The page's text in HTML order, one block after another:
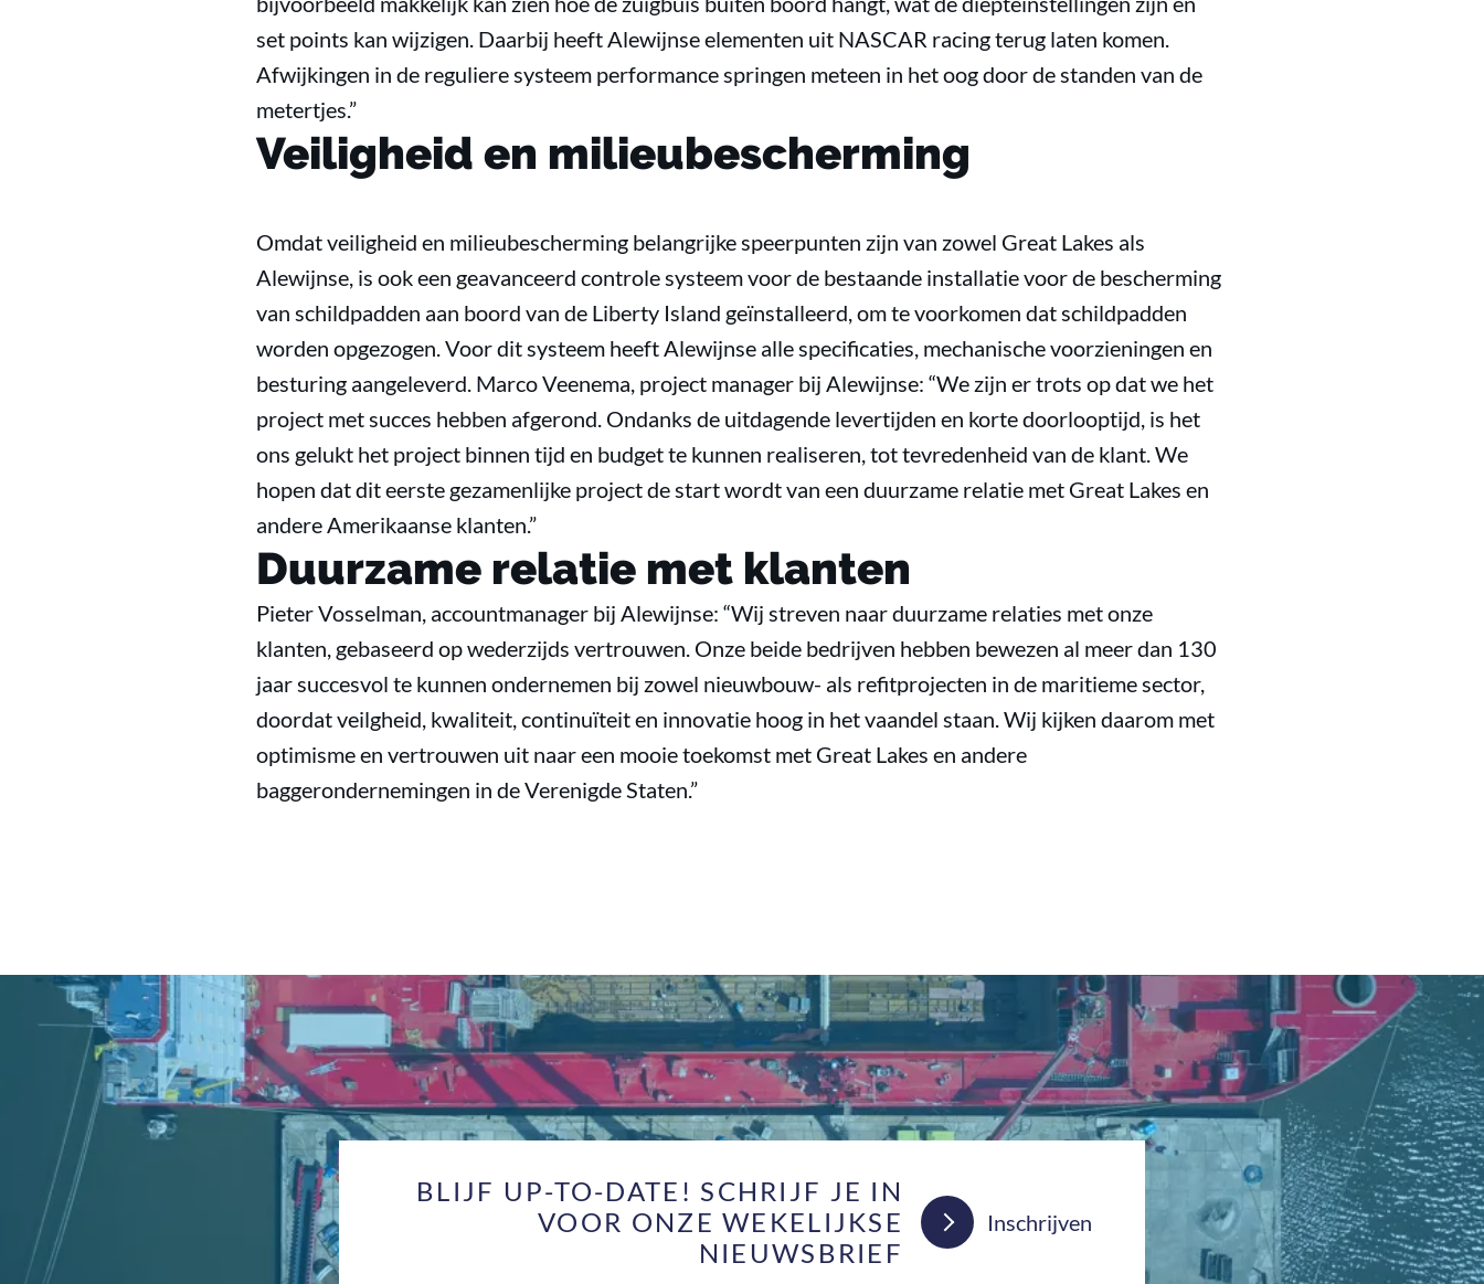
set points kan wijzigen. Daarbij heeft Alewijnse elementen uit NASCAR racing terug laten komen.
Afwijkingen in de reguliere systeem performance springen meteen in het oog door de standen van de
metertjes.”
Veiligheid en milieubescherming
Omdat veiligheid en milieubescherming belangrijke speerpunten zijn van zowel Great Lakes als
Alewijnse, is ook een geavanceerd controle systeem voor de bestaande installatie voor de bescherming
van schildpadden aan boord van de Liberty Island geïnstalleerd, om te voorkomen dat schildpadden
worden opgezogen. Voor dit systeem heeft Alewijnse alle specificaties, mechanische voorzieningen en
besturing aangeleverd. Marco Veenema, project manager bij Alewijnse: “We zijn er trots op dat we het
project met succes hebben afgerond. Ondanks de uitdagende levertijden en korte doorlooptijd, is het
ons gelukt het project binnen tijd en budget te kunnen realiseren, tot tevredenheid van de klant. We
hopen dat dit eerste gezamenlijke project de start wordt van een duurzame relatie met Great Lakes en
andere Amerikaanse klanten.”
Duurzame relatie met klanten
Pieter Vosselman, accountmanager bij Alewijnse: “Wij streven naar duurzame relaties met onze
klanten, gebaseerd op wederzijds vertrouwen. Onze beide bedrijven hebben bewezen al meer dan 130
jaar succesvol te kunnen ondernemen bij zowel nieuwbouw- als refitprojecten in de maritieme sector,
doordat veilgheid, kwaliteit, continuïteit en innovatie hoog in het vaandel staan. Wij kijken daarom met
optimisme en vertrouwen uit naar een mooie toekomst met Great Lakes en andere
baggerondernemingen in de Verenigde Staten.”
BLIJF UP-TO-DATE! SCHRIJF JE IN
VOOR ONZE WEKELIJKSE
NIEUWSBRIEF
Inschrijven